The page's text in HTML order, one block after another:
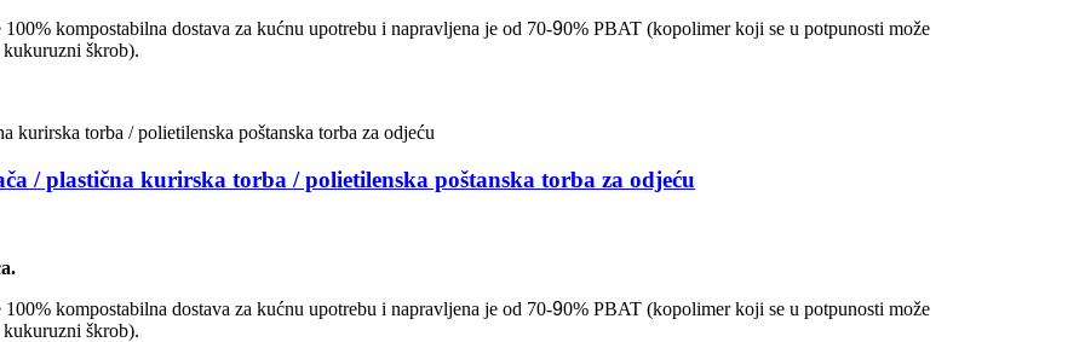
kompostabilna dostava za kućnu upotrebu i napravljena je od 70-90% PBAT (kopolimer koji se u potpunosti može
škrob).
/ plastična kurirska torba / polietilenska poštanska torba za odjeću
kompostabilna dostava za kućnu upotrebu i napravljena je od 70-90% PBAT (kopolimer koji se u potpunosti može
škrob).